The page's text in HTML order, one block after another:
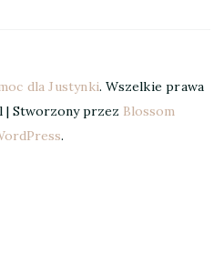
dla Justynki. Wszelkie prawa
| Stworzony przez Blossom
.